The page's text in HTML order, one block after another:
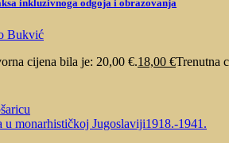
inkluzivnoga odgoja i obrazovanja
Bukvić
cijena bila je: 20,00 €.18,00 €Trenutna